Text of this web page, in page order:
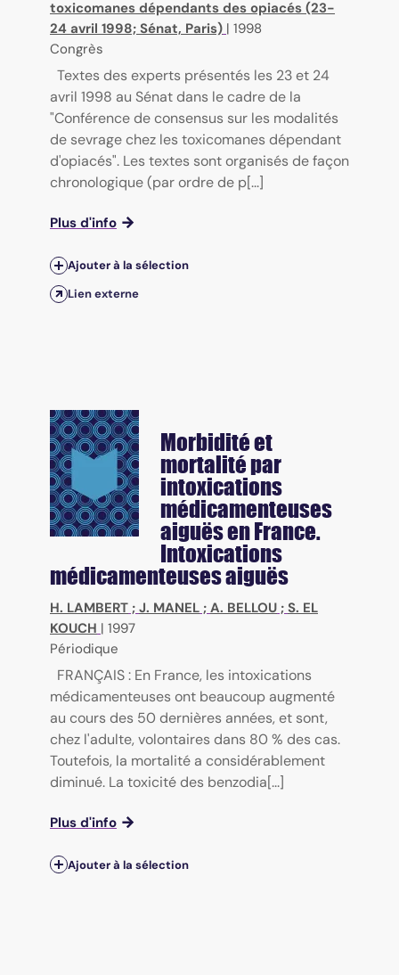
toxicomanes dépendants des opiacés (23-
24 avril 1998; Sénat, Paris) | 1998
Congrès
Textes des experts présentés les 23 et 24
avril 1998 au Sénat dans le cadre de la
"Conférence de consensus sur les modalités
de sevrage chez les toxicomanes dépendant
d'opiacés". Les textes sont organisés de façon
chronologique (par ordre de p[...]
Plus d'info
Ajouter à la sélection
Lien externe
Morbidité et
mortalité par
intoxications
médicamenteuses
aiguës en France.
Intoxications
médicamenteuses aiguës
H. LAMBERT ; J. MANEL ; A. BELLOU ; S. EL
KOUCH | 1997
Périodique
FRANÇAIS : En France, les intoxications
médicamenteuses ont beaucoup augmenté
au cours des 50 dernières années, et sont,
chez l'adulte, volontaires dans 80 % des cas.
Toutefois, la mortalité a considérablement
diminué. La toxicité des benzodia[...]
Plus d'info
Ajouter à la sélection